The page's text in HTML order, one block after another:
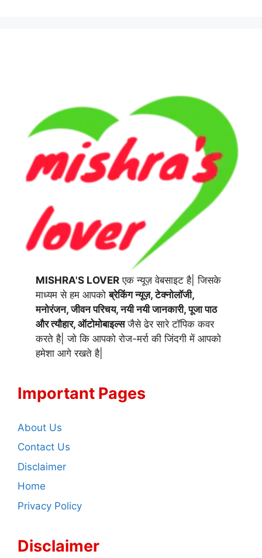
MISHRA'S LOVER एक न्यूज़ वेबसाइट है| जिसके
माध्यम से हम आपकोब्रेकिंग न्यूज़, टेक्नोलॉजी,
मनोरंजन, जीवन परिचय, नयी नयी जानकारी, पूजा पाठ
और त्यौहार, ऑटोमोबाइल्सजैसे ढेर सारे टॉपिक कवर
करते है| जो कि आपको रोज-मर्रा की जिंदगी में आपको
हमेशा आगे रखते है|
Important Pages
About Us
Contact Us
Disclaimer
Home
Privacy Policy
Disclaimer